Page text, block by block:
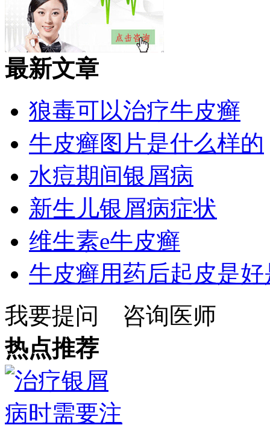
最新文章
狼毒可以治疗牛皮癣
牛皮癣图片是什么样的
水痘期间银屑病
新生儿银屑病症状
维生素e牛皮癣
牛皮癣用药后起皮是好
我要提问
咨询医师
热点推荐